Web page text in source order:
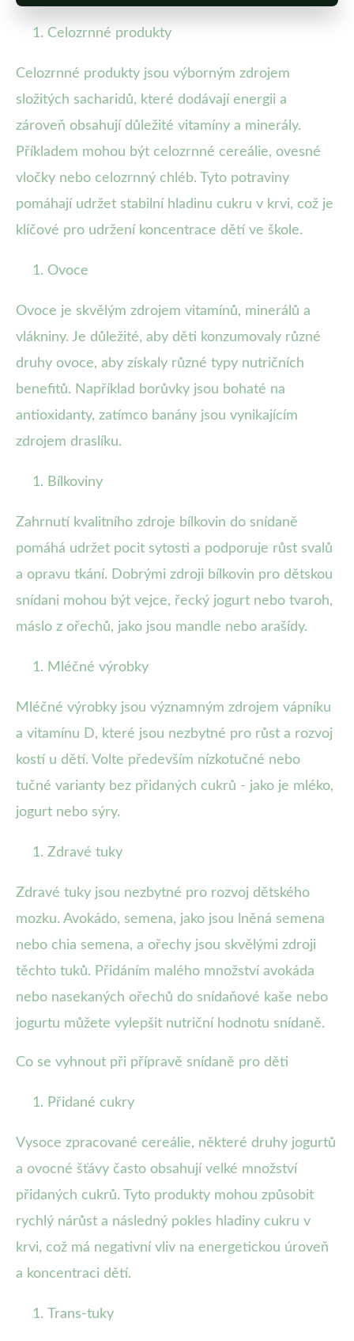
Celozrnné produkty
Celozrnné produkty jsou výborným zdrojem
složitých sacharidů, které dodávají energii a
zároveň obsahují důležité vitamíny a minerály.
Příkladem mohou být celozrnné cereálie, ovesné
vločky nebo celozrnný chléb. Tyto potraviny
pomáhají udržet stabilní hladinu cukru v krvi, což je
klíčové pro udržení koncentrace dětí ve škole.
Ovoce
Ovoce je skvělým zdrojem vitamínů, minerálů a
vlákniny. Je důležité, aby děti konzumovaly různé
druhy ovoce, aby získaly různé typy nutričních
benefitů. Například borůvky jsou bohaté na
antioxidanty, zatímco banány jsou vynikajícím
zdrojem draslíku.
Bílkoviny
Zahrnutí kvalitního zdroje bílkovin do snídaně
pomáhá udržet pocit sytosti a podporuje růst svalů
a opravu tkání. Dobrými zdroji bílkovin pro dětskou
snídani mohou být vejce, řecký jogurt nebo tvaroh,
máslo z ořechů, jako jsou mandle nebo arašídy.
Mléčné výrobky
Mléčné výrobky jsou významným zdrojem vápníku
a vitamínu D, které jsou nezbytné pro růst a rozvoj
kostí u dětí. Volte především nízkotučné nebo
tučné varianty bez přidaných cukrů - jako je mléko,
jogurt nebo sýry.
Zdravé tuky
Zdravé tuky jsou nezbytné pro rozvoj dětského
mozku. Avokádo, semena, jako jsou lněná semena
nebo chia semena, a ořechy jsou skvělými zdroji
těchto tuků. Přidáním malého množství avokáda
nebo nasekaných ořechů do snídaňové kaše nebo
jogurtu můžete vylepšit nutriční hodnotu snídaně.
Co se vyhnout při přípravě snídaně pro děti
Přidané cukry
Vysoce zpracované cereálie, některé druhy jogurtů
a ovocné šťávy často obsahují velké množství
přidaných cukrů. Tyto produkty mohou způsobit
rychlý nárůst a následný pokles hladiny cukru v
krvi, což má negativní vliv na energetickou úroveň
a koncentraci dětí.
Trans-tuky